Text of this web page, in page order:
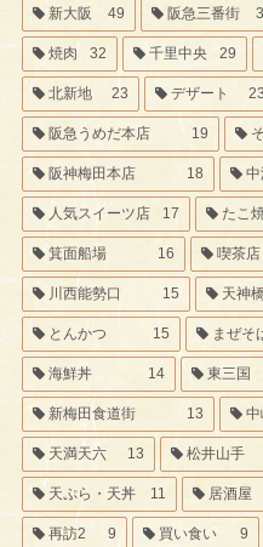
新大阪 49 阪急三番街
焼肉 32 千里中央 29
北新地 23 デザート 23
阪急うめだ本店 19
阪神梅田本店 18 中
人気スイーツ店 17 たこ
箕面船場 16 喫茶店
川西能勢口 15 天神
とんかつ 15 まぜそ
海鮮丼 14 東三国
新梅田食道街 13 中
天満天六 13 松井山手
天ぷら・天丼 11 居酒屋
再訪2 9 買い食い 9